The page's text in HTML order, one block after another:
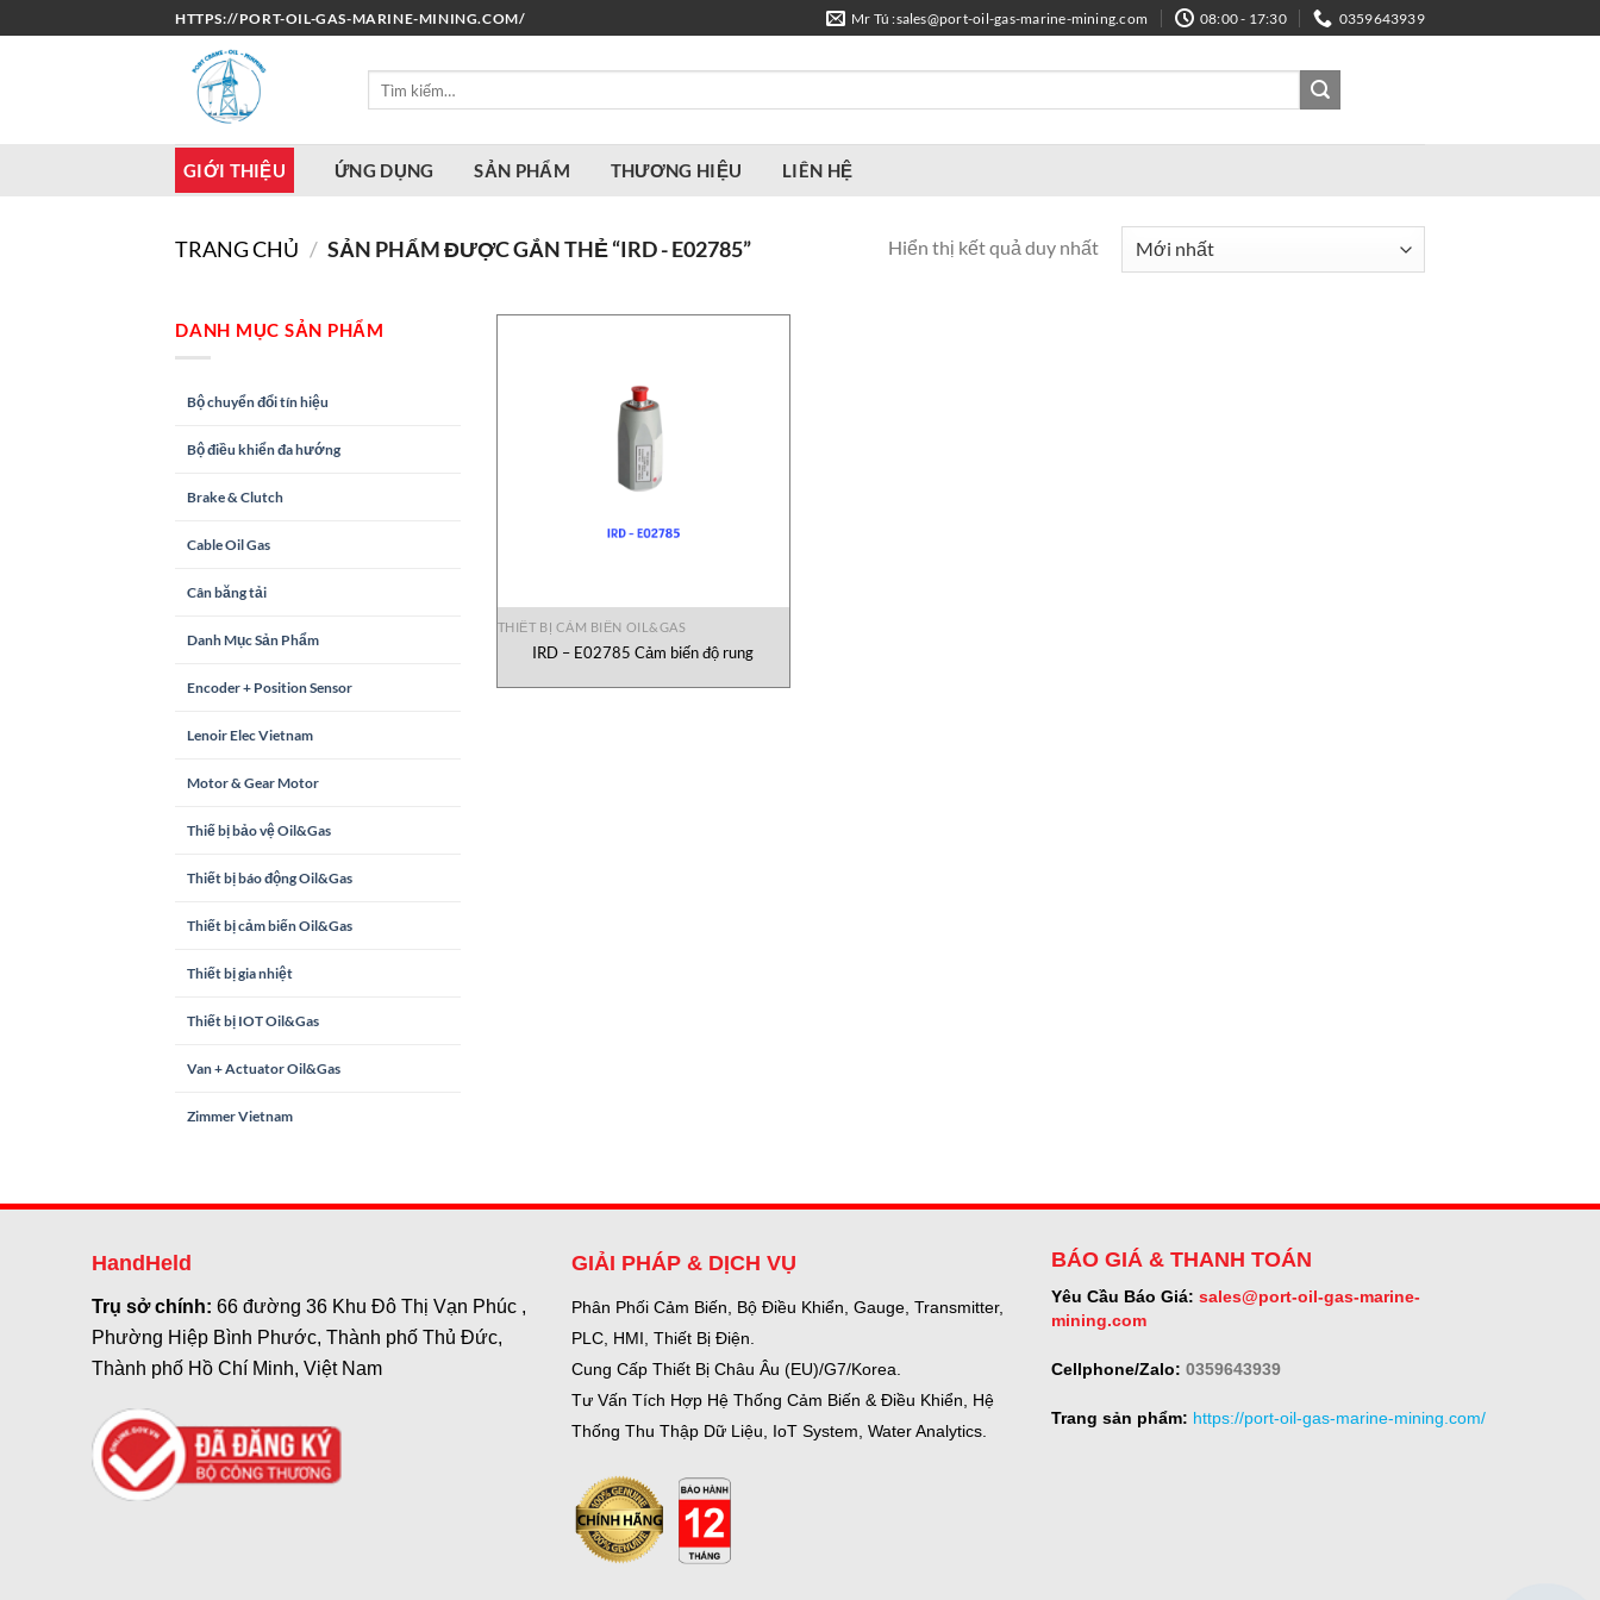
qua
HTTPS://PORT-OIL-GAS-MARINE-MINING.COM/ Mr Tú :sales@port-oil-gas-marine-mining.com 08:00 - 17:30 0359643939
GIỚI THIỆU ỨNG DỤNG SẢN PHẨM THƯƠNG HIỆU LIÊN HỆ
TRANG CHỦ / SẢN PHẨM ĐƯỢC GẮN THẺ “IRD - E02785” Hiển thị kết quả duy nhất
DANH MỤC SẢN PHẨM
Bộ chuyển đổi tín hiệu
Bộ điều khiển đa hướng
Brake & Clutch
Cable Oil Gas
Cân băng tải
Danh Mục Sản Phẩm
Encoder + Position Sensor
Lenoir Elec Vietnam
Motor & Gear Motor
Thiế bị bảo vệ Oil&Gas
Thiết bị báo động Oil&Gas
Thiết bị cảm biến Oil&Gas
Thiết bị gia nhiệt
Thiết bị IOT Oil&Gas
Van + Actuator Oil&Gas
Zimmer Vietnam
THIẾT BỊ CẢM BIẾN OIL&GAS
IRD – E02785 Cảm biến độ rung
HandHeld
Trụ sở chính: 66 đường 36 Khu Đô Thị Vạn Phúc ,
Phường Hiệp Bình Phước, Thành phố Thủ Đức,
Thành phố Hồ Chí Minh, Việt Nam
GIẢI PHÁP & DỊCH VỤ
Phân Phối Cảm Biến, Bộ Điều Khiển, Gauge, Transmitter,
PLC, HMI, Thiết Bị Điện.
Cung Cấp Thiết Bị Châu Âu (EU)/G7/Korea.
Tư Vấn Tích Hợp Hệ Thống Cảm Biến & Điều Khiển, Hệ
Thống Thu Thập Dữ Liệu, IoT System, Water Analytics.
BÁO GIÁ & THANH TOÁN
Yêu Cầu Báo Giá: sales@port-oil-gas-marine-
mining.com
Cellphone/Zalo: 0359643939
Trang sản phẩm: https://port-oil-gas-marine-mining.com/